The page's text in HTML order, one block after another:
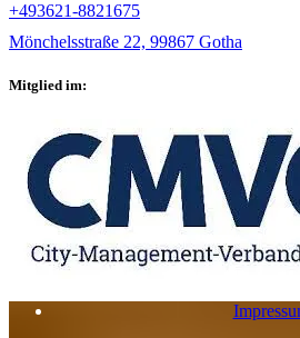
+493621-8821675
Mönchelsstraße 22, 99867 Gotha
Mitglied im: